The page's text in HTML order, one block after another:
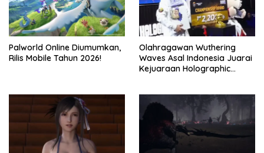
Palworld Online Diumumkan,
Rilis Mobile Tahun 2026!
Olahragawan Wuthering
Waves Asal Indonesia Juarai
Kejuaraan Holographic